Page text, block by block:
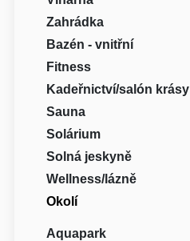
Zahrádka
Bazén - vnitřní
Fitness
Kadeřnictví/salón krásy
Sauna
Solárium
Solná jeskyně
Wellness/lázně
Okolí
Aquapark